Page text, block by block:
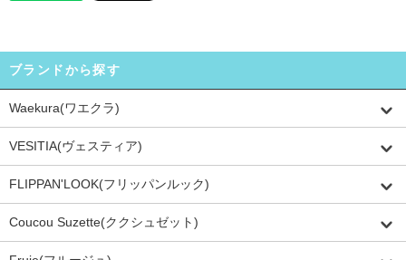
ブランドから探す
Waekura(ワエクラ)
VESITIA(ヴェスティア)
FLIPPAN'LOOK(フリッパンルック)
Coucou Suzette(ククシュゼット)